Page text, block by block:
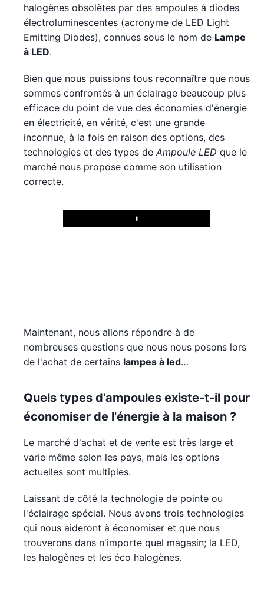
halogènes obsolètes par des ampoules à diodes
électroluminescentes (acronyme de LED Light
Emitting Diodes), connues sous le nom de Lampe
à LED.
Bien que nous puissions tous reconnaître que nous
sommes confrontés à un éclairage beaucoup plus
efficace du point de vue des économies d'énergie
en électricité, en vérité, c'est une grande
inconnue, à la fois en raison des options, des
technologies et des types de Ampoule LED que le
marché nous propose comme son utilisation
correcte.
Play
Maintenant, nous allons répondre à de
nombreuses questions que nous nous posons lors
de l'achat de certains lampes à led…
Quels types d'ampoules existe-t-il pour
économiser de l'énergie à la maison ?
Le marché d'achat et de vente est très large et
varie même selon les pays, mais les options
actuelles sont multiples.
Laissant de côté la technologie de pointe ou
l'éclairage spécial. Nous avons trois technologies
qui nous aideront à économiser et que nous
trouverons dans n'importe quel magasin; la LED,
les halogènes et les éco halogènes.